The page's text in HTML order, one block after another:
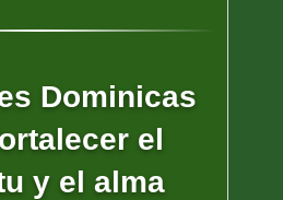
Dominicas
el
y el alma